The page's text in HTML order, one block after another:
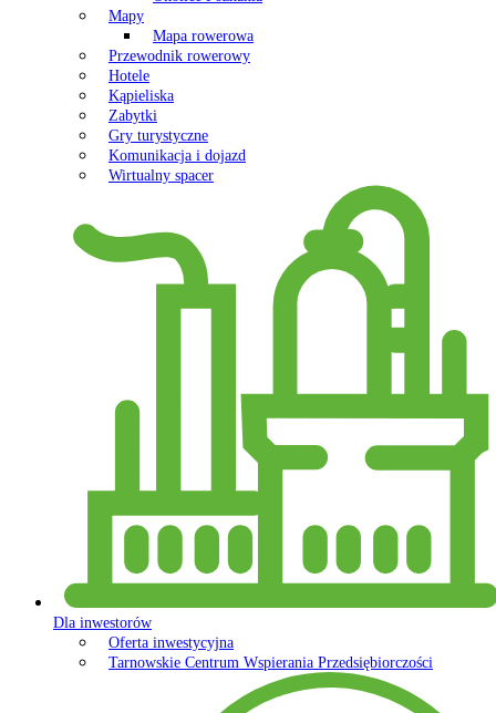
Mapy
Mapa rowerowa
Przewodnik rowerowy
Hotele
Kąpieliska
Zabytki
Gry turystyczne
Komunikacja i dojazd
Wirtualny spacer
Dla inwestorów
Oferta inwestycyjna
Tarnowskie Centrum Wspierania Przedsiębiorczości